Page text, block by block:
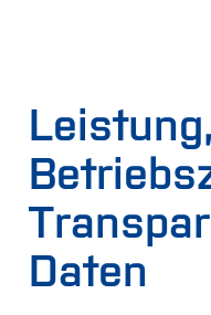
Leistung,
Daten